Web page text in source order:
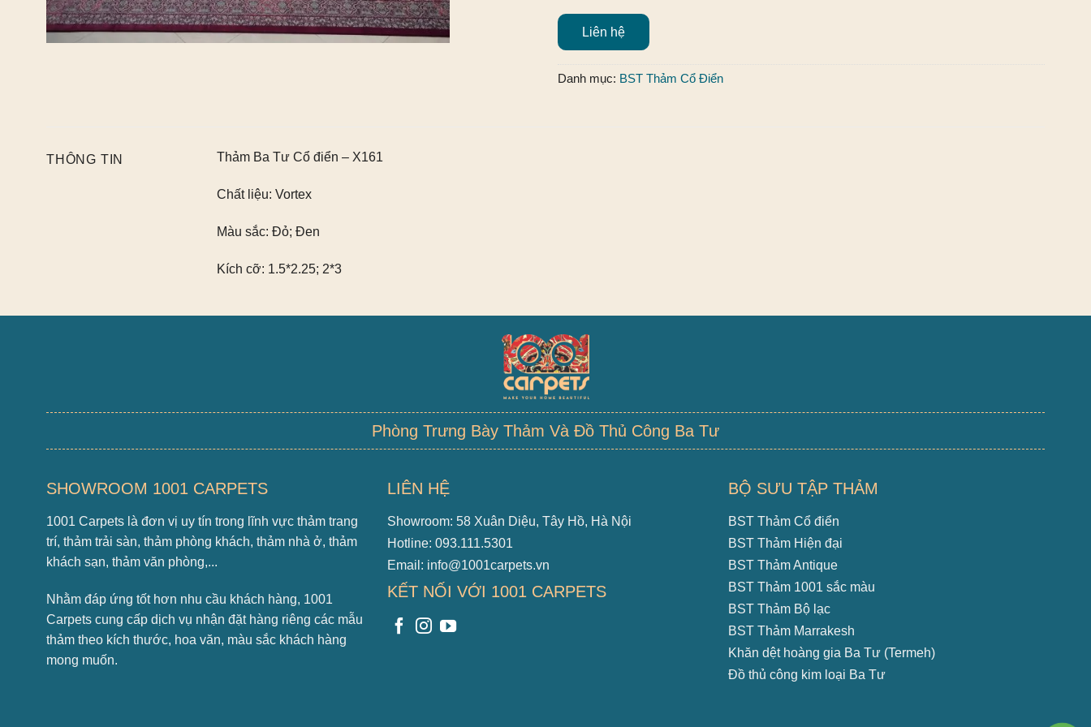
Liên hệ
Danh mục: BST Thảm Cổ Điển
THÔNG TIN Thảm Ba Tư Cổ điển – X161
Chất liệu: Vortex
Màu sắc: Đỏ; Đen
Kích cỡ: 1.5*2.25; 2*3
Phòng Trưng Bày Thảm Và Đồ Thủ Công Ba Tư
SHOWROOM 1001 CARPETS
1001 Carpets là đơn vị uy tín trong lĩnh vực thảm trang
trí, thảm trải sàn, thảm phòng khách, thảm nhà ở, thảm
khách sạn, thảm văn phòng,...
Nhằm đáp ứng tốt hơn nhu cầu khách hàng, 1001
Carpets cung cấp dịch vụ nhận đặt hàng riêng các mẫu
thảm theo kích thước, hoa văn, màu sắc khách hàng
mong muốn.
LIÊN HỆ
Showroom: 58 Xuân Diệu, Tây Hồ, Hà Nội
Hotline: 093.111.5301
Email: info@1001carpets.vn
KẾT NỐI VỚI 1001 CARPETS
BỘ SƯU TẬP THẢM
BST Thảm Cổ điển
BST Thảm Hiện đại
BST Thảm Antique
BST Thảm 1001 sắc màu
BST Thảm Bộ lạc
BST Thảm Marrakesh
Khăn dệt hoàng gia Ba Tư (Termeh)
Đồ thủ công kim loại Ba Tư